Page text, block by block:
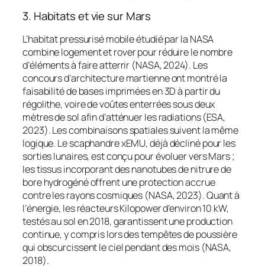
3. Habitats et vie sur Mars
L’habitat pressurisé mobile étudié par la NASA
combine logement et rover pour réduire le nombre
d’éléments à faire atterrir (NASA, 2024). Les
concours d’architecture martienne ont montré la
faisabilité de bases imprimées en 3D à partir du
régolithe, voire de voûtes enterrées sous deux
mètres de sol afin d’atténuer les radiations (ESA,
2023). Les combinaisons spatiales suivent la même
logique. Le scaphandre xEMU, déjà décliné pour les
sorties lunaires, est conçu pour évoluer vers Mars ;
les tissus incorporant des nanotubes de nitrure de
bore hydrogéné offrent une protection accrue
contre les rayons cosmiques (NASA, 2023). Quant à
l’énergie, les réacteurs Kilopower d’environ 10 kW,
testés au sol en 2018, garantissent une production
continue, y compris lors des tempêtes de poussière
qui obscurcissent le ciel pendant des mois (NASA,
2018).